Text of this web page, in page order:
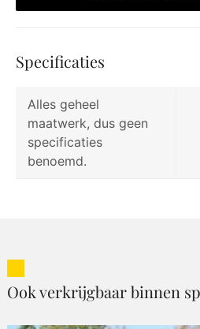
Specificaties
Alles geheel
maatwerk, dus geen
specificaties
benoemd.
Ook verkrijgbaar binnen